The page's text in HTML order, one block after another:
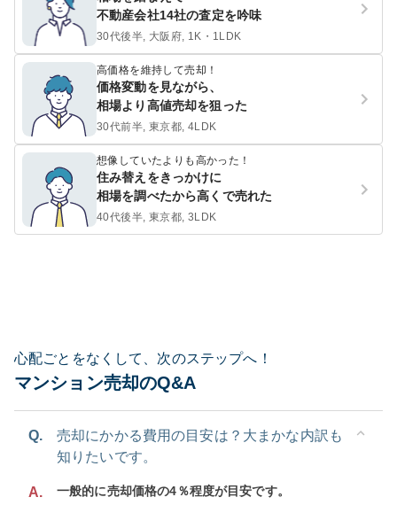
不動産会社14社の査定を吟味
30代後半, 大阪府, 1K・1LDK
高価格を維持して売却！
価格変動を見ながら、
相場より高値売却を狙った
30代前半, 東京都, 4LDK
想像していたよりも高かった！
住み替えをきっかけに
相場を調べたから高くで売れた
40代後半, 東京都, 3LDK
心配ごとをなくして、次のステップへ！
マンション売却のQ&A
Q.
売却にかかる費用の目安は？大まかな内訳も
知りたいです。
A.
一般的に売却価格の4％程度が目安です。